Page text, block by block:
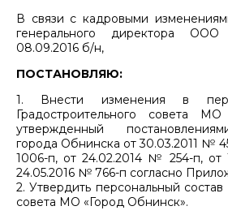
В связи с кадровыми
генерального директора ООО
08.09.2016 б/н,
ПОСТАНОВЛЯЮ:
1. Внести изменения в
Градостроительного совета
утвержденный
города Обнинска от 30.03.2011 №
1006-п, от 24.02.2014 № 254-п,
24.05.2016 № 766-п согласно
2. Утвердить персональный состав
совета МО «Город Обнинск».